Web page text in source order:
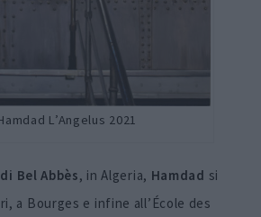
L’Angelus 2021
Bel Abbès, in Algeria, Hamdad si
a Bourges e infine all’École des